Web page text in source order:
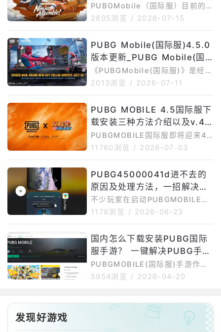
PUBGMobile（国际服）目前的
核心活动围绕4.5版本「NARUT
动、新主题玩法、免费奖励、限时
任务和后续村庄防守玩法。以下只
整理目前仍在进行或即将开始的活
动，已经结束的活动不再介绍。
一、PUBGMobile（国际服）目
1.PUBGMobile×NARUTOSHIPP
UDEN联动活动P
2805浏览 / 2026-07-15
PUBG Mobile(国际服)4.5.0
版本更新_PUBG Mobile(国
际服)4.5.0最新版下载安装
《PUBGMobile(国际服)》是经典
战术竞技手游，玩家可以在移动端
限时模式。GooglePlay页面介绍
显示，PUBGMOBILE主打10分钟
极速对战、多地图多模式、手机端
专属操作优化、训练模式和好友语
音聊天等内容。目前PUBGMOBIL
ror版本记录显示，PUBGMOBILE
4.5.0于202
2013浏览 / 2026-07-11
PUBG MOBILE 4.5国际服下
载安装三种方法介绍以及v.4.
5版本更新时间
PUBGMOBILE国际服即将迎来4.
5版本更新。本次4.5版本最大的
根据相关报道，PUBGMOBILEx
火影忍者疾风传联动将随PUBGM
OBILEv4.5版本一起上线，合作内
容预计于2026年7月9日开放，不
过全球服、韩服、越南服等不同版
对于大陆玩家来说，PUBGMOBIL
E国际服的下载安装和更新，和普
11760浏览 / 2026-07-03
PUBG45000041d进不去的
原因及处理方法，一招解决登
录失败问题
不少玩家在启动PUBGMOBILE国
际服时，会遇到“45000041d”错
上，PUBG45000041d并不是游
戏文件损坏导致的错误，而是与网
络连接、谷歌环境以及服务器通信
异常等问题有关。PUBG450000
41d进不去的常见原因1、网络连
器部署在海外，国内网络直连时容
易出现连接超时、数据包丢失或验
1178浏览 / 2026-06-23
国内怎么下载安装PUBG国际
服手游？ 一键解决PUBG手游
国内下载运行问题还有免费加
速
PUBGMOBILE(国际服)手游作为
外服手游，在国内下载安装存在一
国内访问不够稳定，容易出现加载
慢、下载中断或连接失败。其次是
谷歌环境依赖，部分安卓手机如果
5954浏览 / 2026-04-20
发现好游戏